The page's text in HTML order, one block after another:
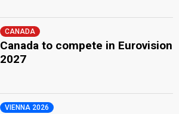
CANADA
Canada to compete in Eurovision
2027
VIENNA 2026